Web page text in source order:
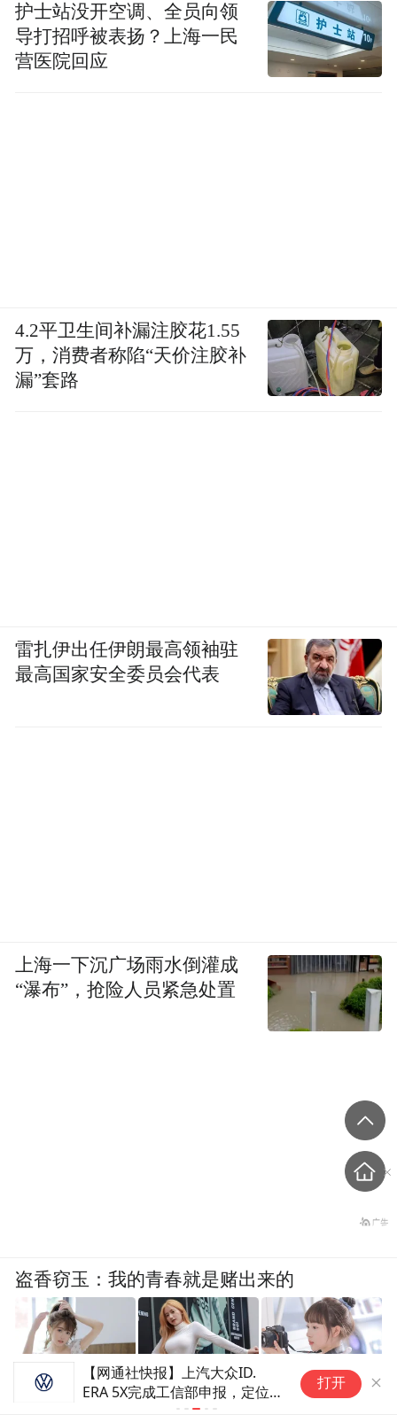
【网通社快报】上汽大众ID.
ERA 5X完成工信部申报，定位
国家药监局
打开
护士站没开空调、全员向领
导打招呼被表扬？上海一民
营医院回应
4.2平卫生间补漏注胶花1.55
万，消费者称陷“天价注胶补
漏”套路
雷扎伊出任伊朗最高领袖驻
最高国家安全委员会代表
上海一下沉广场雨水倒灌成
“瀑布”，抢险人员紧急处置
盗香窃玉：我的青春就是赌出来的
爽文